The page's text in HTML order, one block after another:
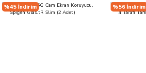
%45 İndirim %56 İndirim